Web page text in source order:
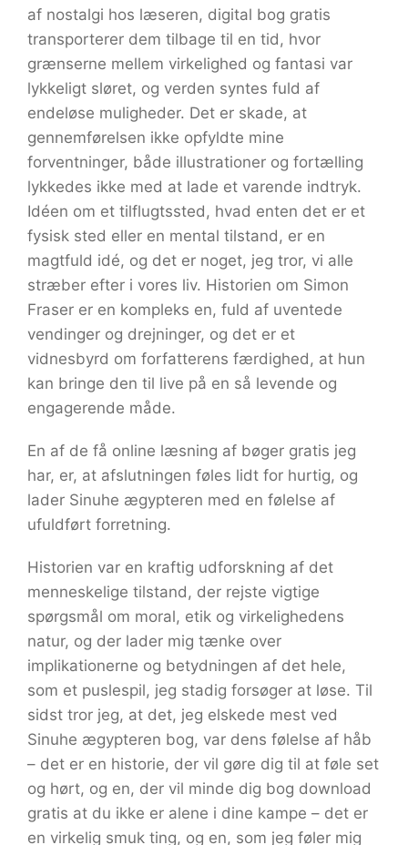
af nostalgi hos læseren, digital bog gratis
transporterer dem tilbage til en tid, hvor
grænserne mellem virkelighed og fantasi var
lykkeligt sløret, og verden syntes fuld af
endeløse muligheder. Det er skade, at
gennemførelsen ikke opfyldte mine
forventninger, både illustrationer og fortælling
lykkedes ikke med at lade et varende indtryk.
Idéen om et tilflugtssted, hvad enten det er et
fysisk sted eller en mental tilstand, er en
magtfuld idé, og det er noget, jeg tror, vi alle
stræber efter i vores liv. Historien om Simon
Fraser er en kompleks en, fuld af uventede
vendinger og drejninger, og det er et
vidnesbyrd om forfatterens færdighed, at hun
kan bringe den til live på en så levende og
engagerende måde.
En af de få online læsning af bøger gratis jeg
har, er, at afslutningen føles lidt for hurtig, og
lader Sinuhe ægypteren med en følelse af
ufuldført forretning.
Historien var en kraftig udforskning af det
menneskelige tilstand, der rejste vigtige
spørgsmål om moral, etik og virkelighedens
natur, og der lader mig tænke over
implikationerne og betydningen af det hele,
som et puslespil, jeg stadig forsøger at løse. Til
sidst tror jeg, at det, jeg elskede mest ved
Sinuhe ægypteren bog, var dens følelse af håb
– det er en historie, der vil gøre dig til at føle set
og hørt, og en, der vil minde dig bog download
gratis at du ikke er alene i dine kampe – det er
en virkelig smuk ting, og en, som jeg føler mig